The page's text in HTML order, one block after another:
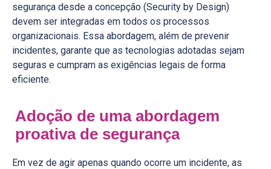
segurança desde a concepção (Security by Design)
devem ser integradas em todos os processos
organizacionais. Essa abordagem, além de prevenir
incidentes, garante que as tecnologias adotadas sejam
seguras e cumpram as exigências legais de forma
eficiente.
Adoção de uma abordagem
proativa de segurança
Em vez de agir apenas quando ocorre um incidente, as